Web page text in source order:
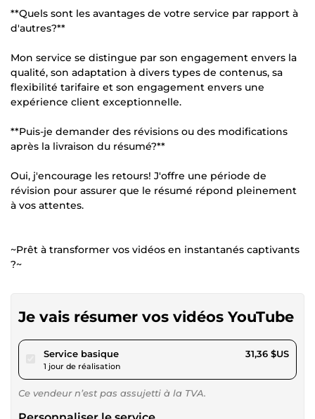
**Quels sont les avantages de votre service par rapport à
d'autres?**
Mon service se distingue par son engagement envers la
qualité, son adaptation à divers types de contenus, sa
flexibilité tarifaire et son engagement envers une
expérience client exceptionnelle.
**Puis-je demander des révisions ou des modifications
après la livraison du résumé?**
Oui, j'encourage les retours! J'offre une période de
révision pour assurer que le résumé répond pleinement
à vos attentes.
~Prêt à transformer vos vidéos en instantanés captivants
?~
Je vais résumer vos vidéos YouTube
Service basiquepour 28,90 $US
1 jour de réalisation
31,36 $US
Ce vendeur n’est pas assujetti à la TVA.